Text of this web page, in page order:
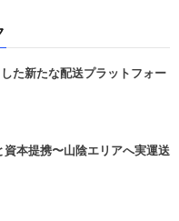
た新たな配送プラットフォー
本提携〜山陰エリアへ実運送